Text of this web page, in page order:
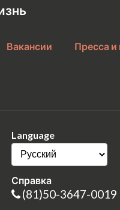
Вакансии Пресса и
Language
Справка
(81)50-3647-0019